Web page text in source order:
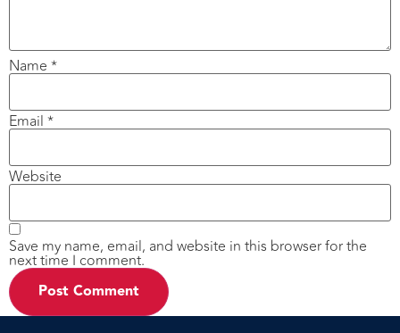
Name *
Email *
Website
Save my name, email, and website in this browser for the
next time I comment.